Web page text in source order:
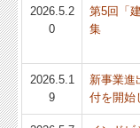
2026.5.2
0
第5回「
集
2026.5.1
9
新事業進
付を開始